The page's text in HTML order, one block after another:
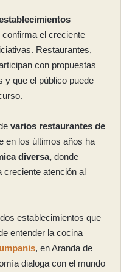
confirma el creciente
Restaurantes,
con propuestas
y que el público puede
varios restaurantes de
en los últimos años ha
diversa, donde
creciente atención al
establecimientos que
entender la cocina
, en Aranda de
dialoga con el mundo